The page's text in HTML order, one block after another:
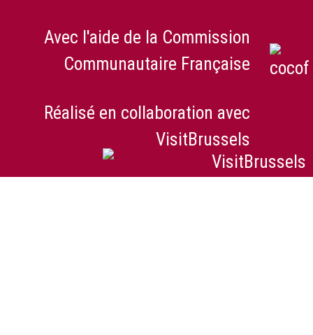
Avec l'aide de la Commission
Communautaire Française
Réalisé en collaboration avec
VisitBrussels